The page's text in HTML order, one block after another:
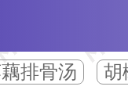
排骨汤
胡